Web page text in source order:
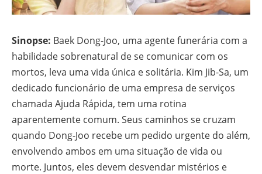
Sinopse: Baek Dong-Joo, uma agente funerária com a
habilidade sobrenatural de se comunicar com os
mortos, leva uma vida única e solitária. Kim Jib-Sa, um
dedicado funcionário de uma empresa de serviços
chamada Ajuda Rápida, tem uma rotina
aparentemente comum. Seus caminhos se cruzam
quando Dong-Joo recebe um pedido urgente do além,
envolvendo ambos em uma situação de vida ou
morte. Juntos, eles devem desvendar mistérios e